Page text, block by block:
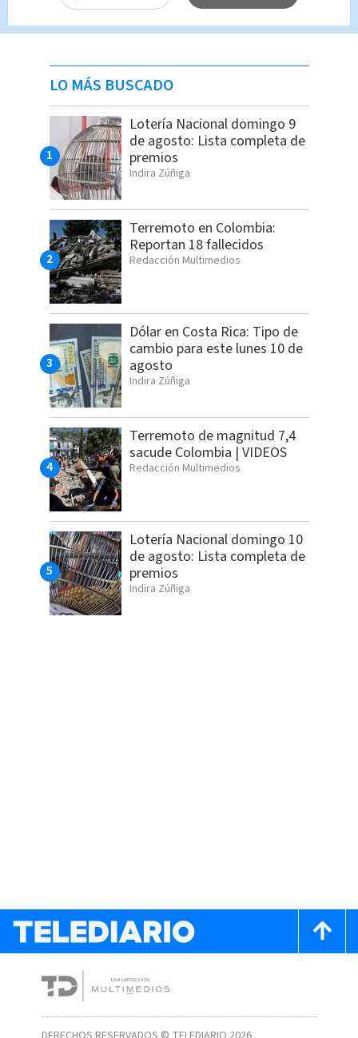
LO MÁS BUSCADO
Lotería Nacional domingo 9
de agosto: Lista completa de
premios
Indira Zúñiga
Terremoto en Colombia:
Reportan 18 fallecidos
Redacción Multimedios
Dólar en Costa Rica: Tipo de
cambio para este lunes 10 de
agosto
Indira Zúñiga
Terremoto de magnitud 7,4
sacude Colombia | VIDEOS
Redacción Multimedios
Lotería Nacional domingo 10
de agosto: Lista completa de
premios
Indira Zúñiga